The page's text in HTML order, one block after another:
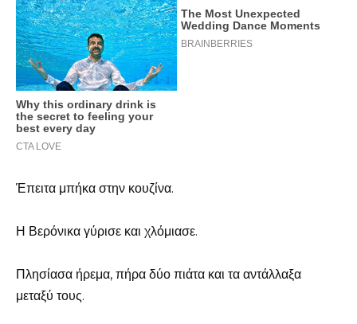
Έπειτα μπήκα στην κουζίνα.
Η Βερόνικα γύρισε και χλόμιασε.
Πλησίασα ήρεμα, πήρα δύο πιάτα και τα αντάλλαξα
μεταξύ τους.